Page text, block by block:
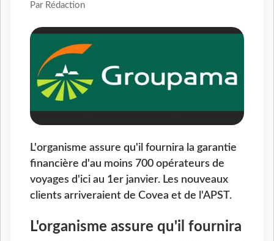
Par Rédaction
L'organisme assure qu'il fournira la garantie
financière d'au moins 700 opérateurs de
voyages d'ici au 1er janvier. Les nouveaux
clients arriveraient de Covea et de l'APST.
L'organisme assure qu'il fournira